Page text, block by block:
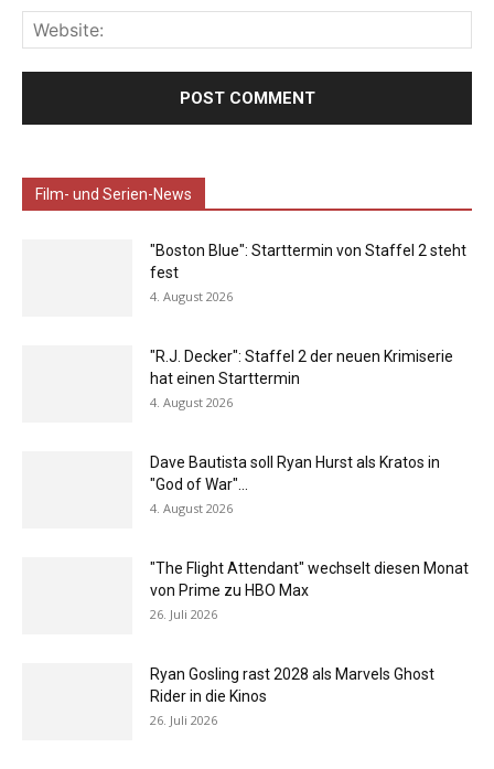
Film- und Serien-News
"Boston Blue": Starttermin von Staffel 2 steht
fest
4. August 2026
"R.J. Decker": Staffel 2 der neuen Krimiserie
hat einen Starttermin
4. August 2026
Dave Bautista soll Ryan Hurst als Kratos in
"God of War"...
4. August 2026
"The Flight Attendant" wechselt diesen Monat
von Prime zu HBO Max
26. Juli 2026
Ryan Gosling rast 2028 als Marvels Ghost
Rider in die Kinos
26. Juli 2026